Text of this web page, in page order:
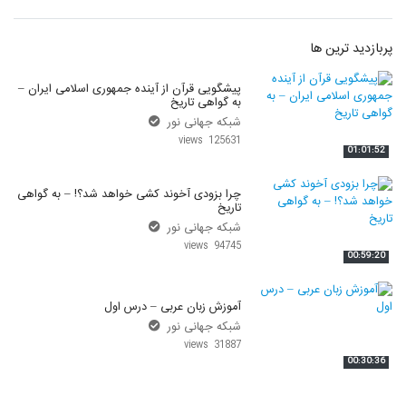
پربازدید ترین ها
01:01:52
پیشگویی قرآن از آینده جمهوری اسلامی ایران –
به گواهی تاریخ
شبکه جهانی نور
125631 views
00:59:20
چرا بزودی آخوند کشی خواهد شد؟! – به گواهی
تاریخ
شبکه جهانی نور
94745 views
00:30:36
آموزش زبان عربی – درس اول
شبکه جهانی نور
31887 views